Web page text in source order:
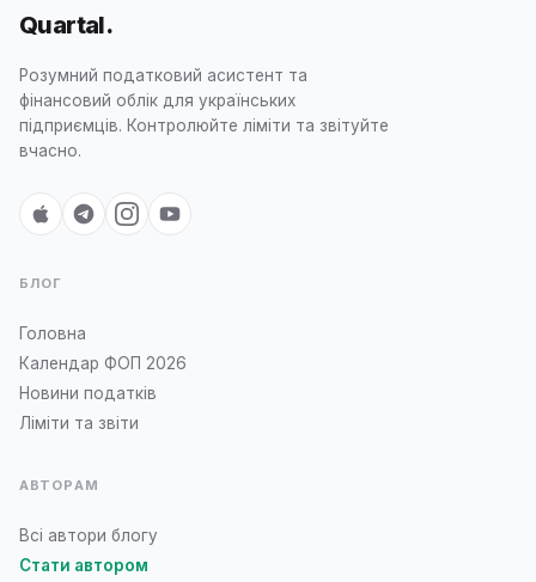
Quartal.
Розумний податковий асистент та
фінансовий облік для українських
підприємців. Контролюйте ліміти та звітуйте
вчасно.
БЛОГ
Головна
Календар ФОП 2026
Новини податків
Ліміти та звіти
АВТОРАМ
Всі автори блогу
Стати автором